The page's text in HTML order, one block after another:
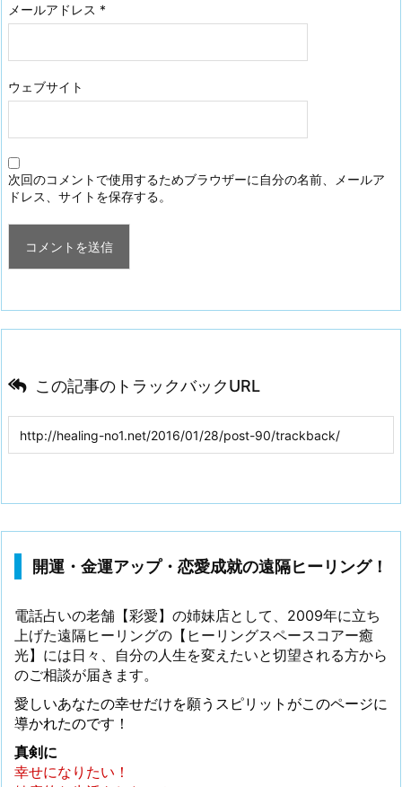
メールアドレス *
ウェブサイト
次回のコメントで使用するためブラウザーに自分の名前、メールア
ドレス、サイトを保存する。
この記事のトラックバックURL
開運・金運アップ・恋愛成就の遠隔ヒーリング！
電話占いの老舗【彩愛】の姉妹店として、2009年に立ち
上げた遠隔ヒーリングの【ヒーリングスペースコアー癒
光】には日々、自分の人生を変えたいと切望される方から
のご相談が届きます。
愛しいあなたの幸せだけを願うスピリットがこのページに
導かれたのです！
真剣に
幸せになりたい！